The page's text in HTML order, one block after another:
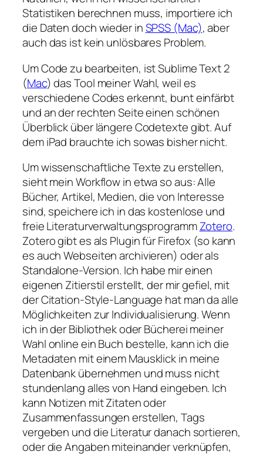
Statistiken berechnen muss, importiere ich
die Daten doch wieder inSPSS (Mac), aber
auch das ist kein unlösbares Problem.
Um Code zu bearbeiten, ist Sublime Text 2
(Mac) das Tool meiner Wahl, weil es
verschiedene Codes erkennt, bunt einfärbt
und an der rechten Seite einen schönen
Überblick über längere Codetexte gibt. Auf
dem iPad brauchte ich sowas bisher nicht.
Um wissenschaftliche Texte zu erstellen,
sieht mein Workflow in etwa so aus: Alle
Bücher, Artikel, Medien, die von Interesse
sind, speichere ich in das kostenlose und
freie LiteraturverwaltungsprogrammZotero.
Zotero gibt es als Plugin für Firefox (so kann
es auch Webseiten archivieren) oder als
Standalone-Version. Ich habe mir einen
eigenen Zitierstil erstellt, der mir gefiel, mit
der Citation-Style-Language hat man da alle
Möglichkeiten zur Individualisierung. Wenn
ich in der Bibliothek oder Bücherei meiner
Wahl online ein Buch bestelle, kann ich die
Metadaten mit einem Mausklick in meine
Datenbank übernehmen und muss nicht
stundenlang alles von Hand eingeben. Ich
kann Notizen mit Zitaten oder
Zusammenfassungen erstellen, Tags
vergeben und die Literatur danach sortieren,
oder die Angaben miteinander verknüpfen,